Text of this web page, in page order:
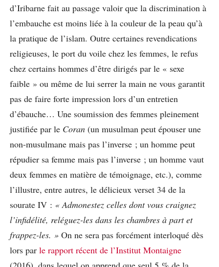
d’Iribarne fait au passage valoir que la discrimination à
l’embauche est moins liée à la couleur de la peau qu’à
la pratique de l’islam. Outre certaines revendications
religieuses, le port du voile chez les femmes, le refus
chez certains hommes d’être dirigés par le « sexe
faible » ou même de lui serrer la main ne vous garantit
pas de faire forte impression lors d’un entretien
d’ébauche… Une soumission des femmes pleinement
justifiée par le Coran (un musulman peut épouser une
non-musulmane mais pas l’inverse ; un homme peut
répudier sa femme mais pas l’inverse ; un homme vaut
deux femmes en matière de témoignage, etc.), comme
l’illustre, entre autres, le délicieux verset 34 de la
sourate IV : « Admonestez celles dont vous craignez
l’infidélité, reléguez-les dans les chambres à part et
frappez-les. » On ne sera pas forcément interloqué dès
lors par le rapport récent de l’Institut Montaigne